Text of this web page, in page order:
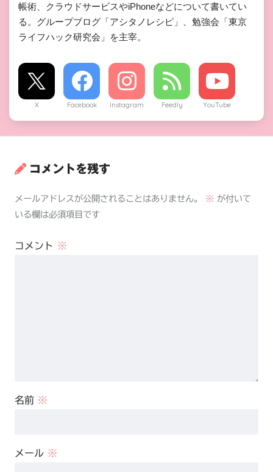
帳術、クラウドサービスやiPhoneなどについて書いてい
る。グループブログ「アシタノレシピ」、勉強会「東京
ライフハック研究会」を主宰。
X Facebook Instagram Feedly YouTube
コメントを残す
メールアドレスが公開されることはありません。 ※ が付いて
いる欄は必須項目です
コメント ※
名前 ※
メール ※